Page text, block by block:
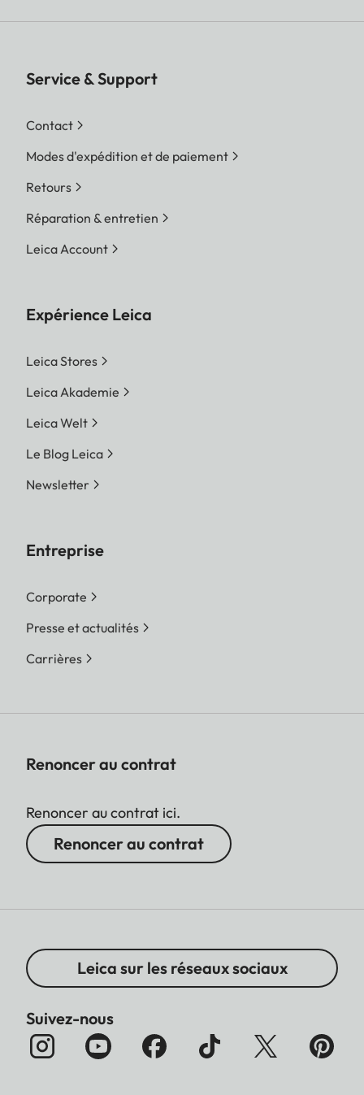
Service & Support
Contact
Modes d'expédition et de paiement
Retours
Réparation & entretien
Leica Account
Expérience Leica
Leica Stores
Leica Akademie
Leica Welt
Le Blog Leica
Newsletter
Entreprise
Corporate
Presse et actualités
Carrières
Renoncer au contrat
Renoncer au contrat ici.
Renoncer au contrat
Leica sur les réseaux sociaux
Suivez-nous